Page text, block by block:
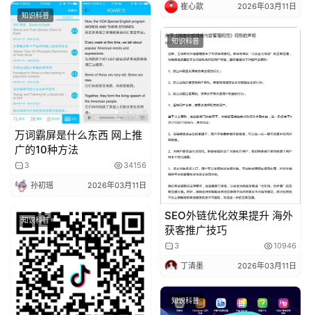
崔心歆 2026年03月11日
知识科普
万词霸屏是什么东西 网上推
广的10种方法
3 34156
孙初瑶 2026年03月11日
知识科普
SEO外链优化效果提升 海外
获客推广技巧
3 10946
丁清墨 2026年03月11日
知识科普
知识科普